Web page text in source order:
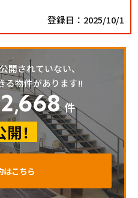
登録日：2025/10/1
開されていない、
る物件があります!!
2,668 件
！
はこちら